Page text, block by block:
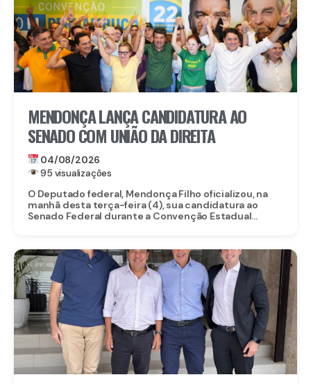
MENDONÇA LANÇA CANDIDATURA AO
SENADO COM UNIÃO DA DIREITA
04/08/2026
95 visualizações
O Deputado federal, Mendonça Filho oficializou, na
manhã desta terça-feira (4), sua candidatura ao
Senado Federal durante a Convenção Estadual...